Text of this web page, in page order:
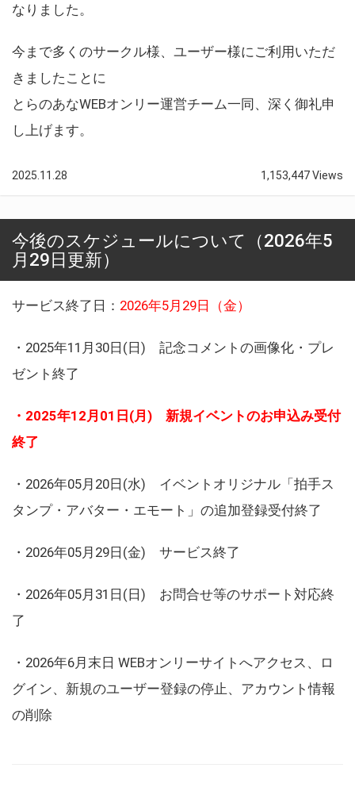
なりました。
今まで多くのサークル様、ユーザー様にご利用いただ
きましたことに
とらのあなWEBオンリー運営チーム一同、深く御礼申
し上げます。
2025.11.28 1,153,447 Views
今後のスケジュールについて（2026年5
月29日更新）
サービス終了日： 2026年5月29日（金）
・2025年11月30日(日) 記念コメントの画像化・プレ
ゼント終了
・2025年12月01日(月) 新規イベントのお申込み受付
終了
・2026年05月20日(水) イベントオリジナル「拍手ス
タンプ・アバター・エモート」の追加登録受付終了
・2026年05月29日(金) サービス終了
・2026年05月31日(日) お問合せ等のサポート対応終
了
・2026年6月末日 WEBオンリーサイトへアクセス、ロ
グイン、新規のユーザー登録の停止、アカウント情報
の削除